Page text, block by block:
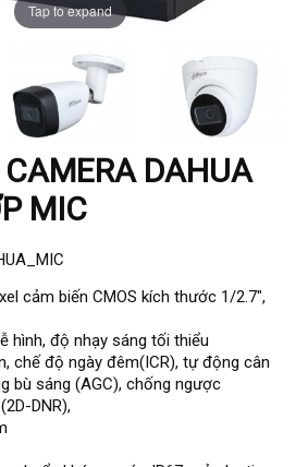
Tap to expand
DAHUA
MIC
cảm biến CMOS kích thước 1/2.7",
hình, độ nhạy sáng tối thiểu
chế độ ngày đêm(ICR), tự động cân
bù sáng (AGC), chống ngược
DNR),